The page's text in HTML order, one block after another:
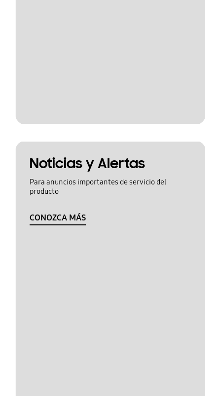
Noticias y Alertas
Para anuncios importantes de servicio del
producto
CONOZCA MÁS